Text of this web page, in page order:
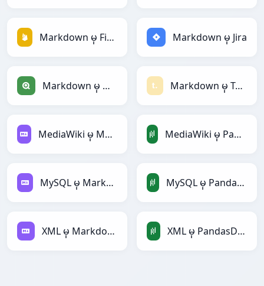
Markdown မှ Firebase Markdown မှ Jira
Markdown မှ Qlik Markdown မှ Textile
MediaWiki မှ Markdown MediaWiki မှ PandasDataFrame
MySQL မှ Markdown MySQL မှ PandasDataFrame
XML မှ Markdown XML မှ PandasDataFrame